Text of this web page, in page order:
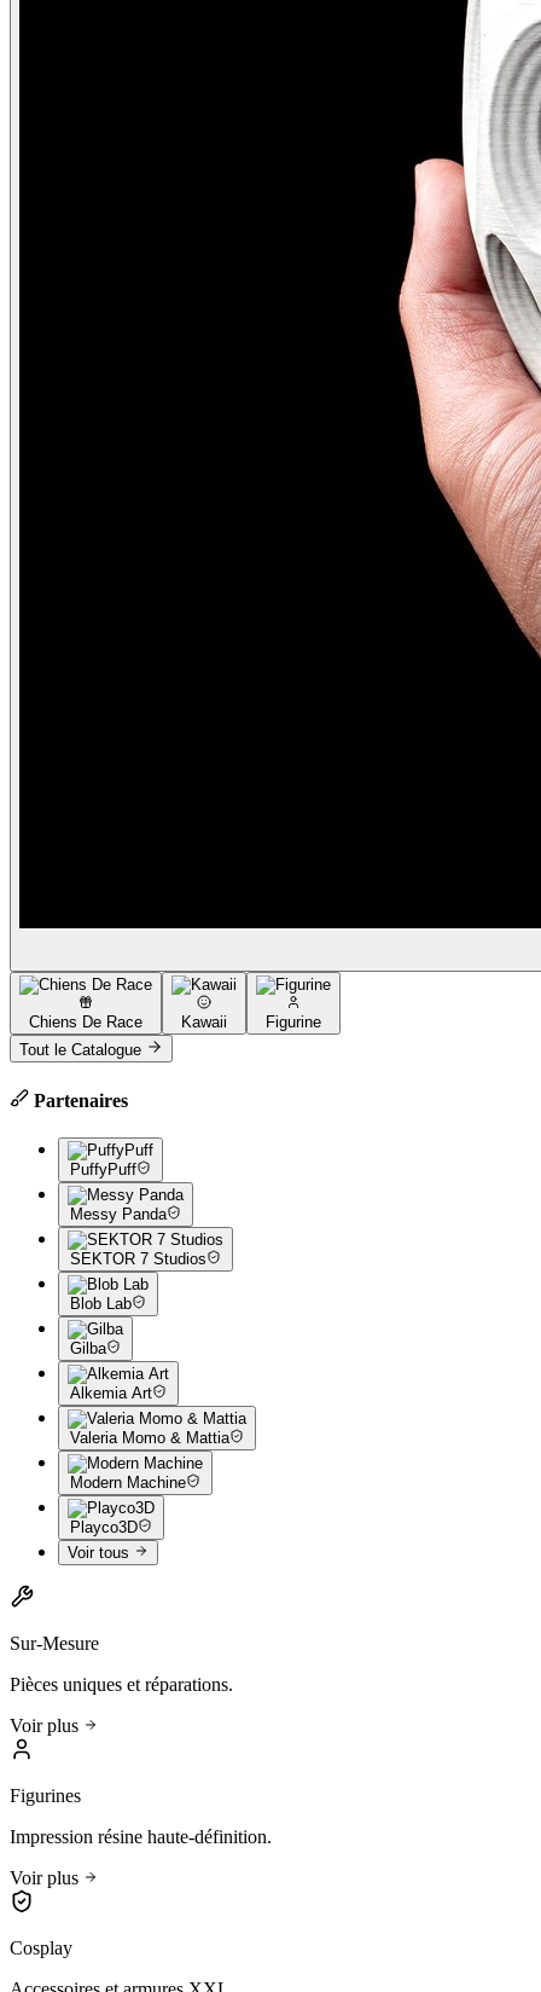
Chiens De Race Kawaii
Figurine
Tout le Catalogue
Partenaires
PuffyPuff
Messy Panda
SEKTOR 7 Studios
Blob Lab
Gilba
Alkemia Art
Valeria Momo & Mattia
Modern Machine
Playco3D
Voir tous
Sur-Mesure
Pièces uniques et réparations.
Voir plus
Figurines
Impression résine haute-définition.
Voir plus
Cosplay